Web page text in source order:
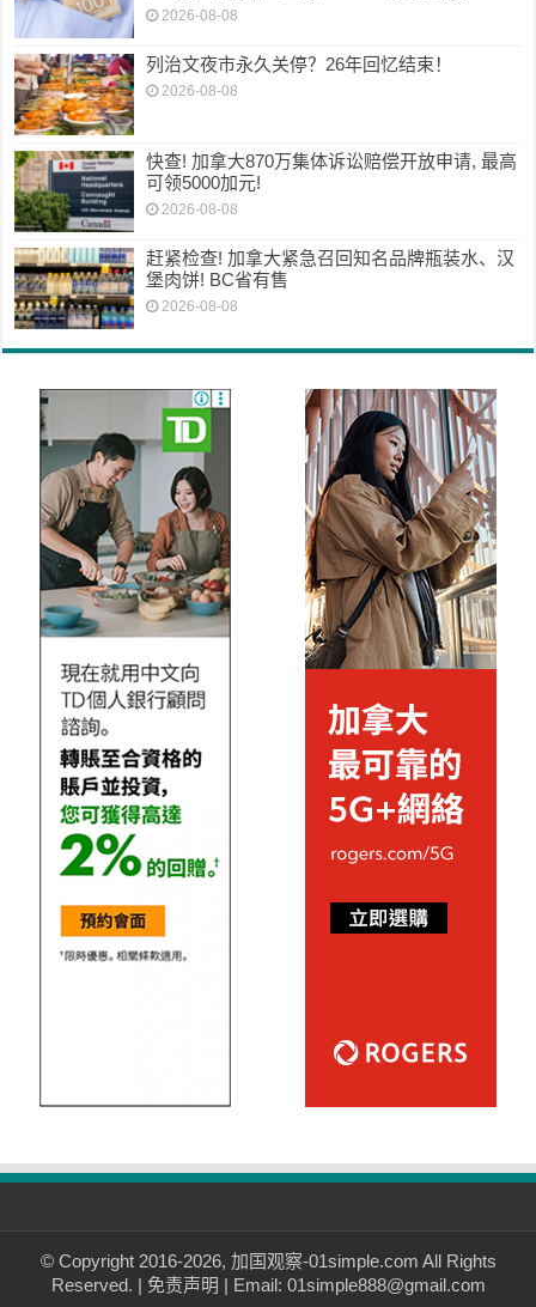
2026-08-08
列治文夜市永久关停？26年回忆结束！
2026-08-08
快查! 加拿大870万集体诉讼赔偿开放申请, 最高
可领5000加元!
2026-08-08
赶紧检查! 加拿大紧急召回知名品牌瓶装水、汉
堡肉饼! BC省有售
2026-08-08
© Copyright 2016-2026, 加国观察-01simple.com All Rights
Reserved. | 免责声明 | Email: 01simple888@gmail.com